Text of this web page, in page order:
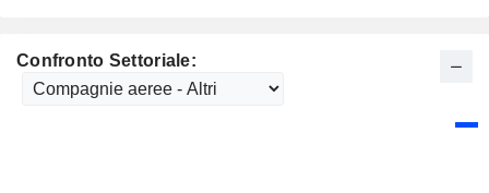
Confronto Settoriale: